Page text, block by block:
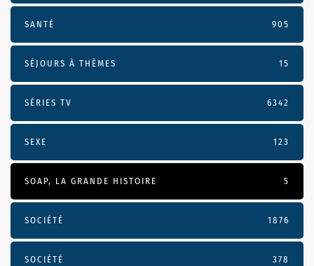
SANTÉ 905
SÉJOURS À THÈMES 15
SÉRIES TV 6342
SEXE 123
SOAP, LA GRANDE HISTOIRE 5
SOCIÉTÉ 1876
SOCIÉTÉ 378